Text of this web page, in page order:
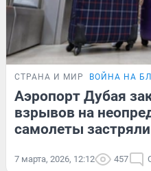
СТРАНА И МИР ВОЙНА НА
Аэропорт Дубая
взрывов на
самолеты
7 марта, 2026, 12:12 457